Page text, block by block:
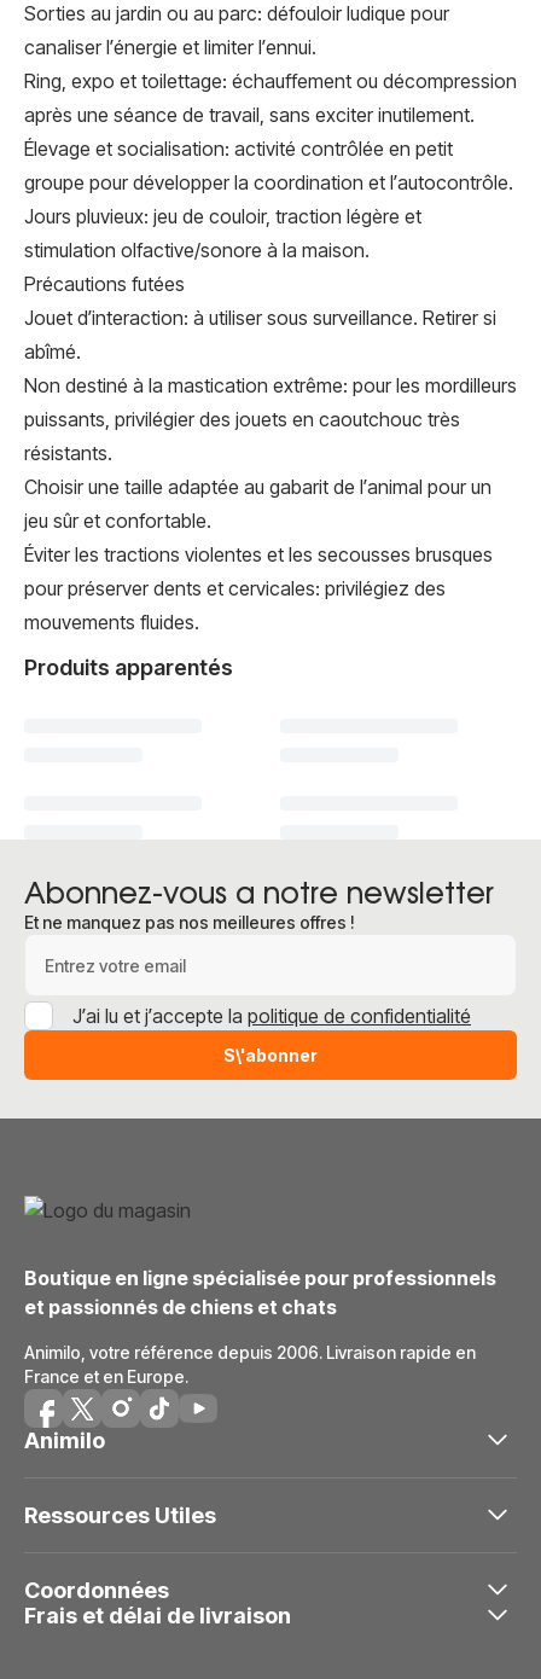
Sorties au jardin ou au parc: défouloir ludique pour
canaliser l’énergie et limiter l’ennui.
Ring, expo et toilettage: échauffement ou décompression
après une séance de travail, sans exciter inutilement.
Élevage et socialisation: activité contrôlée en petit
groupe pour développer la coordination et l’autocontrôle.
Jours pluvieux: jeu de couloir, traction légère et
stimulation olfactive/sonore à la maison.
Précautions futées
Jouet d’interaction: à utiliser sous surveillance. Retirer si
abîmé.
Non destiné à la mastication extrême: pour les mordilleurs
puissants, privilégier des jouets en caoutchouc très
résistants.
Choisir une taille adaptée au gabarit de l’animal pour un
jeu sûr et confortable.
Éviter les tractions violentes et les secousses brusques
pour préserver dents et cervicales: privilégiez des
mouvements fluides.
Produits apparentés
Abonnez-vous a notre newsletter
Et ne manquez pas nos meilleures offres !
S\'abonner
J’ai lu et j’accepte la politique de confidentialité
Boutique en ligne spécialisée pour professionnels
et passionnés de chiens et chats
Animilo, votre référence depuis 2006. Livraison rapide en
France et en Europe.
Animilo
Ressources Utiles
Coordonnées
Frais et délai de livraison